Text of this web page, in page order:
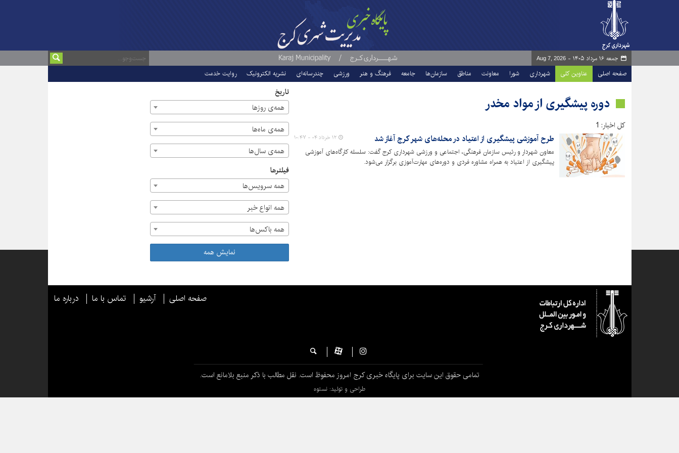
جمعه ۱۶ مرداد ۱۴۰۵ - Aug 7, 2026
صفحه اصلی عناوین کلی شهرداری شورا معاونت مناطق سازمان‌ها جامعه فرهنگ و هنر ورزشی چندرسانه‌ای نشریه الکترونیک روایت خدمت
دوره پیشگیری از مواد مخدر
کل اخبار: 1
طرح آموزشی پیشگیری از اعتیاد در محله‌های شهر کرج آغاز شد
معاون شهردار و رئیس سازمان فرهنگی، اجتماعی و ورزشی شهرداری کرج گفت: سلسله کارگاه‌های آموزشی
پیشگیری از اعتیاد به همراه مشاوره فردی و دوره‌های مهارت‌آموزی برگزار می‌شود.
۱۲ خرداد ۰۴ - ۱۰:۴۷
تاریخ
همه‌ی روزها
همه‌ی ماه‌ها
همه‌ی سال‌ها
فیلترها
همه سرویس‌ها
همه انواع خبر
همه باکس‌ها
نمایش همه
صفحه اصلی آرشیو تماس با ما درباره ما
تمامی حقوق این سایت برای پایگاه خبری کرج امروز محفوظ است. نقل مطالب با ذکر منبع بلامانع است.
طراحی و تولید: نستوه